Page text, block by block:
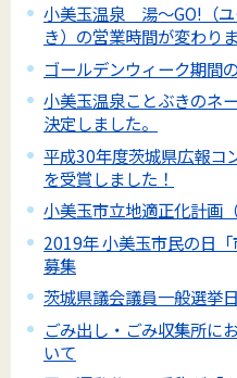
小美玉温泉 湯～GO!（
き）の営業時間が変わり
ゴールデンウィーク期間
小美玉温泉ことぶきのネ
決定しました。
平成30年度茨城県広報コ
を受賞しました！
小美玉市立地適正化計画
2019年 小美玉市民の日
募集
茨城県議会議員一般選挙
ごみ出し・ごみ収集所に
いて